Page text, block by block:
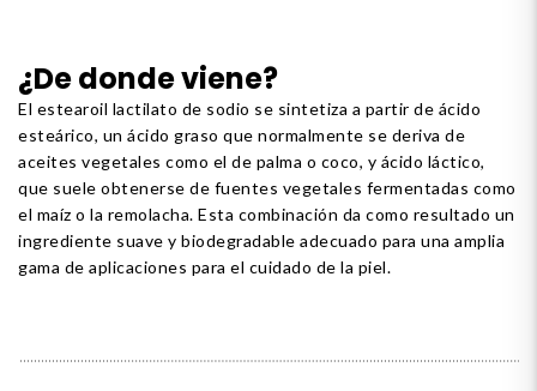
¿De donde viene?
El estearoil lactilato de sodio se sintetiza a partir de ácido
esteárico, un ácido graso que normalmente se deriva de
aceites vegetales como el de palma o coco, y ácido láctico,
que suele obtenerse de fuentes vegetales fermentadas como
el maíz o la remolacha. Esta combinación da como resultado un
ingrediente suave y biodegradable adecuado para una amplia
gama de aplicaciones para el cuidado de la piel.